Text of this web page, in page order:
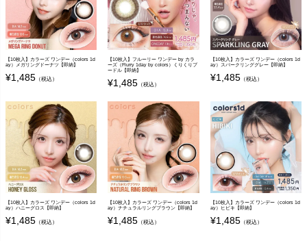
【10枚入】カラーズ ワンデー（colors 1d
ay）メガリングドーナツ【即納】
¥1,485 （税込）
【10枚入】フルーリー ワンデー by カラ
ーズ（Flurry 1day by colors）くりくりプ
ードル【即納】
¥1,485 （税込）
【10枚入】カラーズ ワンデー（colors 1d
ay）スパークリンググレー【即納】
¥1,485（税込）
【10枚入】カラーズ ワンデー（colors 1d
ay）ハニーグロス【即納】
¥1,485 （税込）
【10枚入】カラーズ ワンデー（colors 1d
ay）ナチュラルリングブラウン【即納】
¥1,485 （税込）
【10枚入】カラーズ ワンデー（colors 1d
ay）ヒビキ【即納】
¥1,485（税込）